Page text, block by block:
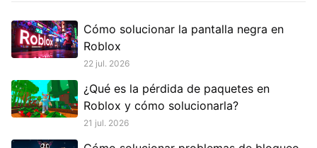
Cómo solucionar la pantalla negra en
Roblox
22 jul. 2026
¿Qué es la pérdida de paquetes en
Roblox y cómo solucionarla?
21 jul. 2026